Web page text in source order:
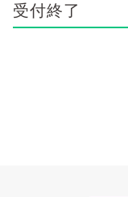
受付終了